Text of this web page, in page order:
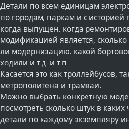
Детали по всем единицам
по городам, паркам и с
когда выпущен, когда
модификацией является,
ли модернизацию. какой
ходили и т.д. и т.п.
Касается это как троллейбусов,
метрополитена и трамваи.
Можно выбрать конкретную
посмотреть сколько штук в
детали по каждому экземпляру